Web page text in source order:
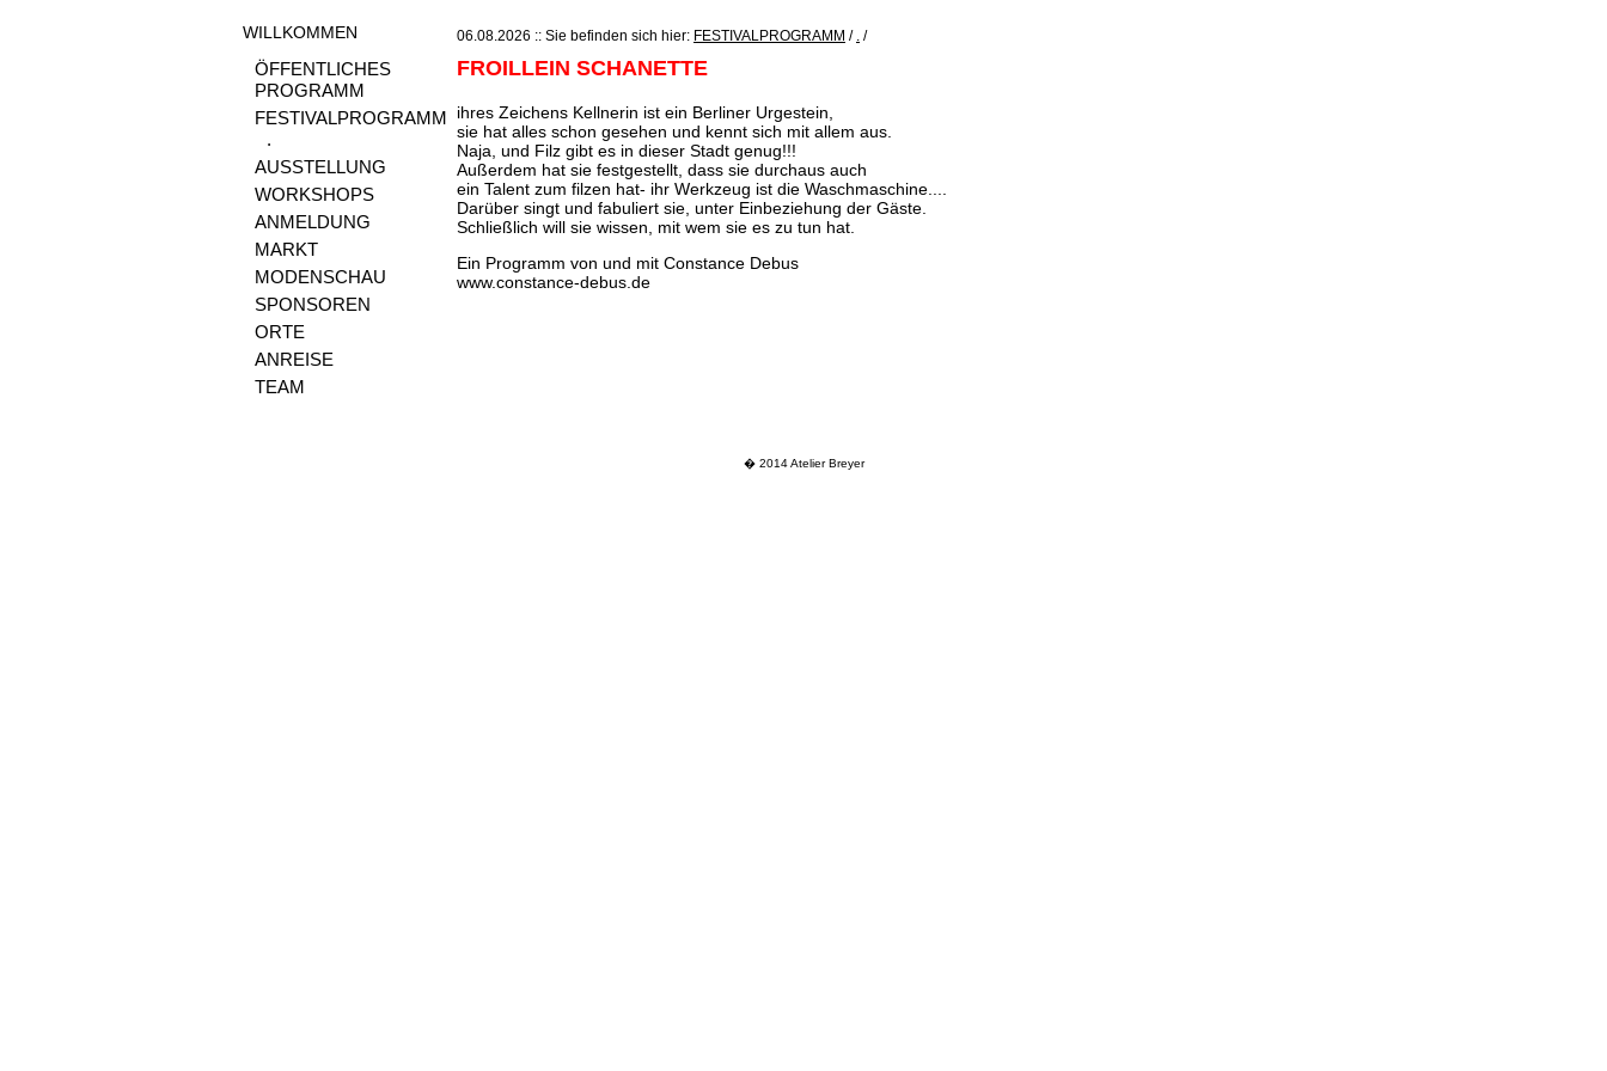
WILLKOMMEN
ÖFFENTLICHES
PROGRAMM
FESTIVALPROGRAMM
.
AUSSTELLUNG
WORKSHOPS
ANMELDUNG
MARKT
MODENSCHAU
SPONSOREN
ORTE
ANREISE
TEAM
06.08.2026 :: Sie befinden sich hier: FESTIVALPROGRAMM / . /
FROILLEIN SCHANETTE
ihres Zeichens Kellnerin ist ein Berliner Urgestein,
sie hat alles schon gesehen und kennt sich mit allem aus.
Naja, und Filz gibt es in dieser Stadt genug!!!
Außerdem hat sie festgestellt, dass sie durchaus auch
ein Talent zum filzen hat- ihr Werkzeug ist die Waschmaschine....
Darüber singt und fabuliert sie, unter Einbeziehung der Gäste.
Schließlich will sie wissen, mit wem sie es zu tun hat.
Ein Programm von und mit Constance Debus
www.constance-debus.de
� 2014 Atelier Breyer